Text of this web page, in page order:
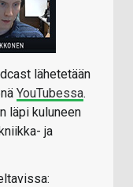
lähetetään
YouTubessa.
läpi kuluneen
ja